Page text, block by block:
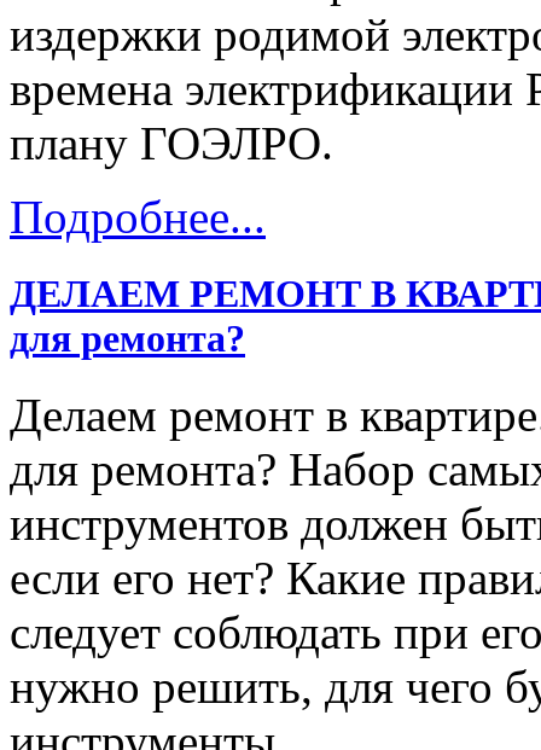
издержки родимой
времена электрификации
плану ГОЭЛРО.
Подробнее...
ДЕЛАЕМ РЕМОНТ В
для ремонта?
Делаем ремонт в
для ремонта? Набор
инструментов должен
если его нет? Какие
следует соблюдать при
нужно решить, для чего